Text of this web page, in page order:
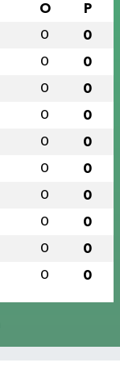
O P
0 0
0 0
0 0
0 0
0 0
0 0
0 0
0 0
0 0
0 0